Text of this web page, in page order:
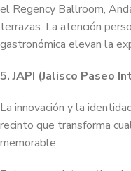
el Regency Ballroom,
terrazas. La atención
gastronómica elevan la
5. JAPI (Jalisco Paseo
La innovación y la
recinto que transforma
memorable.